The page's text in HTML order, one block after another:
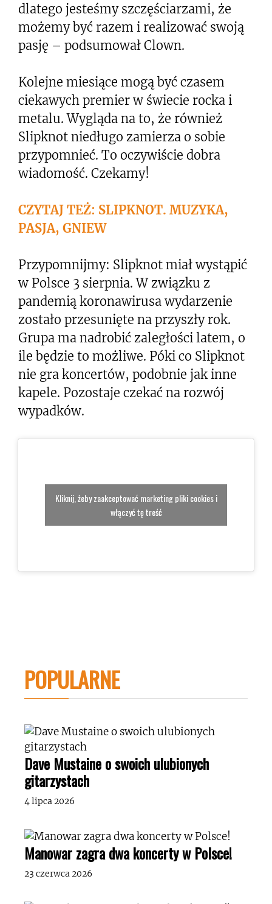
dlatego jesteśmy szczęściarzami, że
możemy być razem i realizować swoją
pasję – podsumował Clown.
Kolejne miesiące mogą być czasem
ciekawych premier w świecie rocka i
metalu. Wygląda na to, że również
Slipknot niedługo zamierza o sobie
przypomnieć. To oczywiście dobra
wiadomość. Czekamy!
CZYTAJ TEŻ: SLIPKNOT. MUZYKA,
PASJA, GNIEW
Przypomnijmy: Slipknot miał wystąpić
w Polsce 3 sierpnia. W związku z
pandemią koronawirusa wydarzenie
zostało przesunięte na przyszły rok.
Grupa ma nadrobić zaległości latem, o
ile będzie to możliwe. Póki co Slipknot
nie gra koncertów, podobnie jak inne
kapele. Pozostaje czekać na rozwój
wypadków.
Kliknij, żeby zaakceptować marketing pliki cookies i
włączyć tę treść
POPULARNE
Dave Mustaine o swoich ulubionych
gitarzystach
4 lipca 2026
Manowar zagra dwa koncerty w Polsce!
23 czerwca 2026